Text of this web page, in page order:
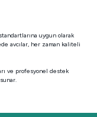
uygun olarak
avcılar, her zaman kaliteli
ve profesyonel destek